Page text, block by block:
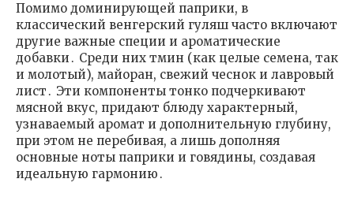
Помимо доминирующей паприки, в
классический венгерский гуляш часто включают
другие важные специи и ароматические
добавки․ Среди них тмин (как целые семена, так
и молотый), майоран, свежий чеснок и лавровый
лист․ Эти компоненты тонко подчеркивают
мясной вкус, придают блюду характерный,
узнаваемый аромат и дополнительную глубину,
при этом не перебивая, а лишь дополняя
основные ноты паприки и говядины, создавая
идеальную гармонию․